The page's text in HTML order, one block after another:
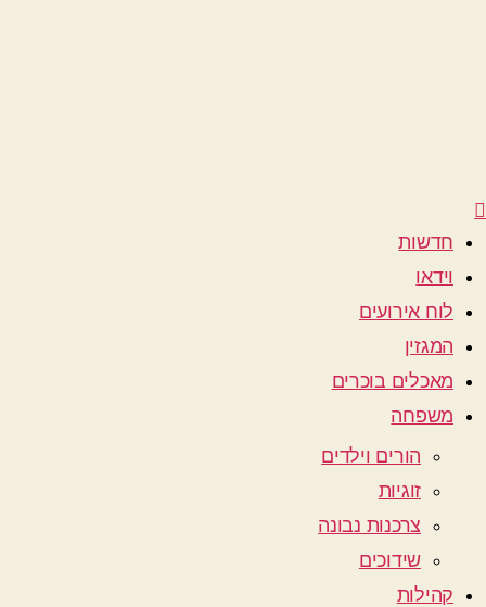
חדשות
וידאו
לוח אירועים
המגזין
מאכלים בוכרים
משפחה
הורים וילדים
זוגיות
צרכנות נבונה
שידוכים
קהילות